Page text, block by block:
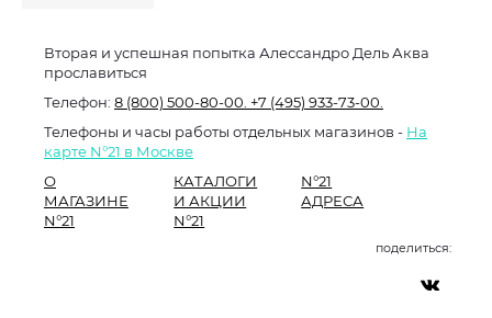
Вторая и успешная попытка Алессандро Дель Аква
прославиться
Телефон: 8 (800) 500-80-00. +7 (495) 933-73-00.
Телефоны и часы работы отдельных магазинов - На
карте N°21 в Москве
О
МАГАЗИНЕ
N°21
КАТАЛОГИ
И АКЦИИ
N°21
N°21
АДРЕСА
поделиться: